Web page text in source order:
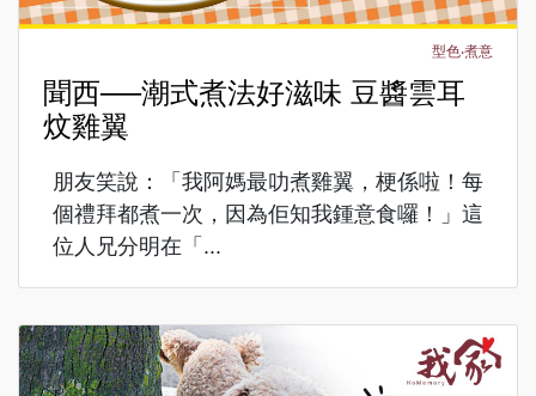
型色‧煮意
聞西──潮式煮法好滋味 豆醬雲耳
炆雞翼
朋友笑說：「我阿媽最叻煮雞翼，梗係啦！每
個禮拜都煮一次，因為佢知我鍾意食囉！」這
位人兄分明在「...